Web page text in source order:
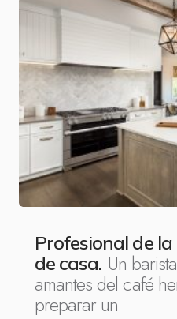
Profesional de
de casa. Un
amantes del café
preparar un